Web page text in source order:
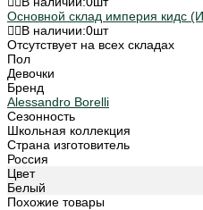
Основной склад империя
В наличии:0шт
Отсутствует на всех складах
Пол
Девочки
Бренд
Alessandro Borelli
Сезонность
Школьная коллекция
Страна изготовитель
Россия
Цвет
Белый
Похожие товары